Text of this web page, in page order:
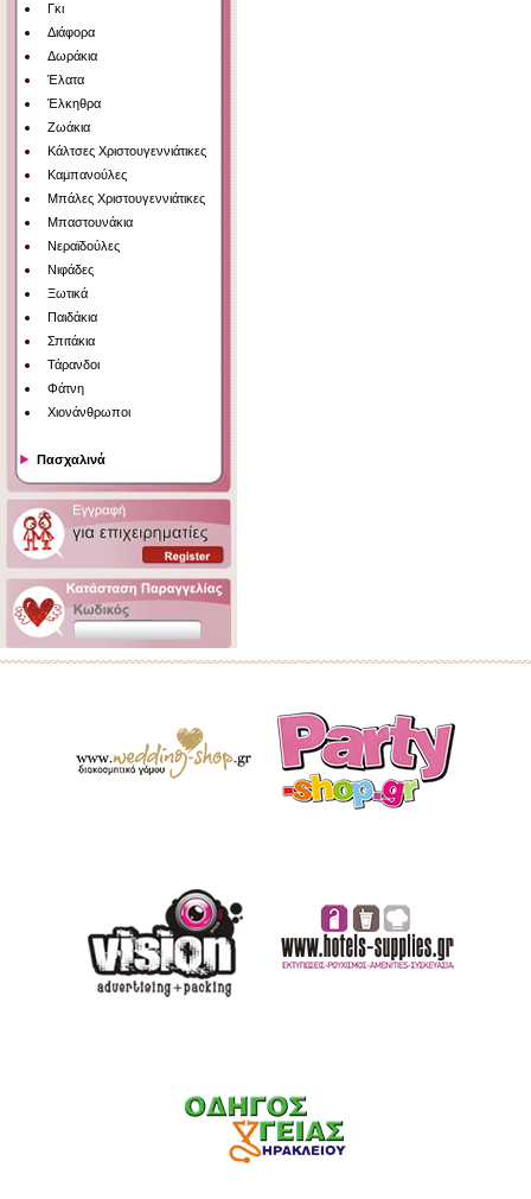
Γκι
Διάφορα
Δωράκια
Έλατα
Έλκηθρα
Ζωάκια
Κάλτσες Χριστουγεννιάτικες
Καμπανούλες
Μπάλες Χριστουγεννιάτικες
Μπαστουνάκια
Νεραϊδούλες
Νιφάδες
Ξωτικά
Παιδάκια
Σπιτάκια
Τάρανδοι
Φάτνη
Χιονάνθρωποι
Πασχαλινά